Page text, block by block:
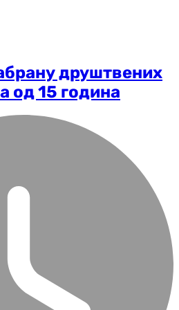
друштвених
од 15 година